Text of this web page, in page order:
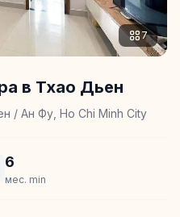
7
в Тхао Дьен
/ Ан Фу, Ho Chi Minh City
6
мес. min